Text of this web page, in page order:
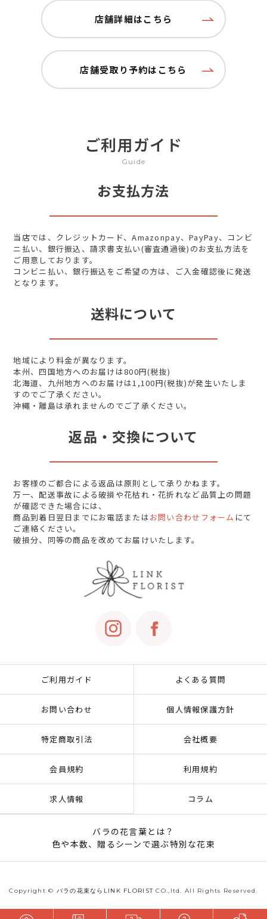
店舗詳細はこちら
店舗受取り予約はこちら
ご利用ガイド
Guide
お支払方法
当店では、クレジットカード、Amazonpay、PayPay、コンビ
ニ払い、銀行振込、請求書支払い(審査通過後)のお支払方法を
ご用意しております。
コンビニ払い、銀行振込をご希望の方は、ご入金確認後に発送
となります。
送料について
地域により料金が異なります。
本州、四国地方へのお届けは800円(税抜)
北海道、九州地方へのお届けは1,100円(税抜)が発生いたしま
すのでご了承ください。
沖縄・離島は承れませんのでご了承ください。
返品・交換について
お客様のご都合による返品は原則として承りかねます。
万一、配送事故による破損や花枯れ・花折れなど品質上の問題
が確認できた場合には、
商品到着日翌日までにお電話またはお問い合わせフォーム にて
ご連絡ください。
破損分、同等の商品を改めてお届けいたします。
ご利用ガイド よくある質問
お問い合わせ 個人情報保護方針
特定商取引法 会社概要
会員規約 利用規約
求人情報 コラム
バラの花言葉とは？
色や本数、贈るシーンで選ぶ特別な花束
Copyright © バラの花束ならLINK FLORIST CO.,ltd. All Rights Reserved.